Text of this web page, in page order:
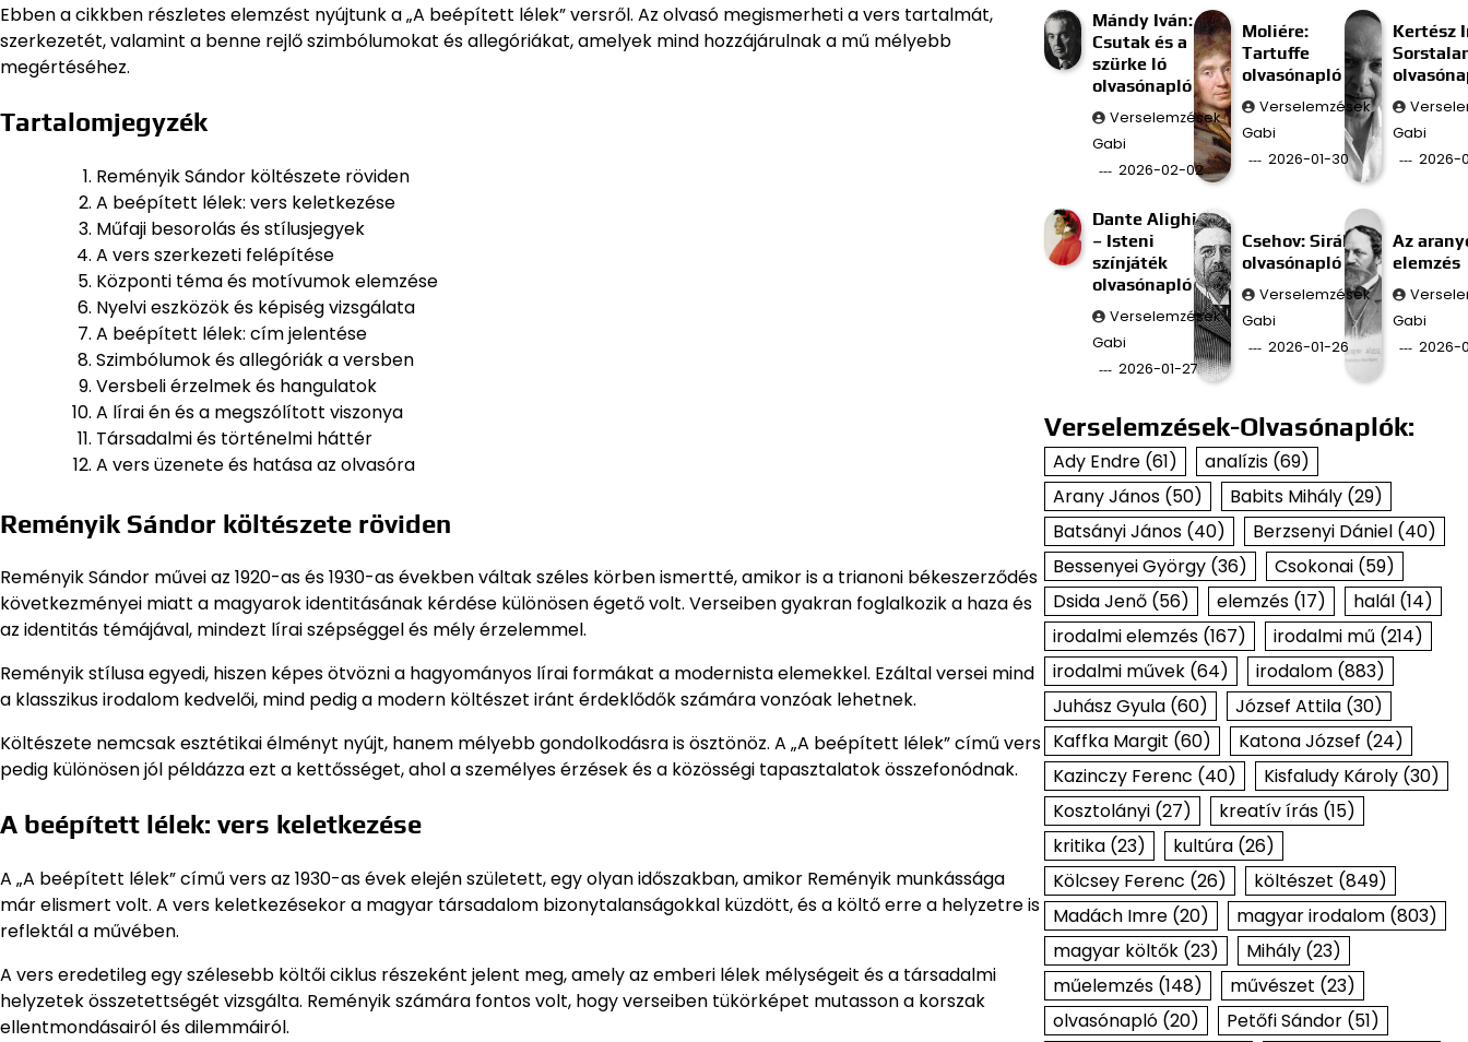
Ebben a cikkben részletes elemzést nyújtunk a „A beépített lélek” versről. Az olvasó megismerheti a vers tartalmát,
szerkezetét, valamint a benne rejlő szimbólumokat és allegóriákat, amelyek mind hozzájárulnak a mű mélyebb
megértéséhez.
Tartalomjegyzék
Reményik Sándor költészete röviden
A beépített lélek: vers keletkezése
Műfaji besorolás és stílusjegyek
A vers szerkezeti felépítése
Központi téma és motívumok elemzése
Nyelvi eszközök és képiség vizsgálata
A beépített lélek: cím jelentése
Szimbólumok és allegóriák a versben
Versbeli érzelmek és hangulatok
A lírai én és a megszólított viszonya
Társadalmi és történelmi háttér
A vers üzenete és hatása az olvasóra
Reményik Sándor költészete röviden
Reményik Sándor művei az 1920-as és 1930-as években váltak széles körben ismertté, amikor is a trianoni békeszerződés
következményei miatt a magyarok identitásának kérdése különösen égető volt. Verseiben gyakran foglalkozik a haza és
az identitás témájával, mindezt lírai szépséggel és mély érzelemmel.
Reményik stílusa egyedi, hiszen képes ötvözni a hagyományos lírai formákat a modernista elemekkel. Ezáltal versei mind
a klasszikus irodalom kedvelői, mind pedig a modern költészet iránt érdeklődők számára vonzóak lehetnek.
Költészete nemcsak esztétikai élményt nyújt, hanem mélyebb gondolkodásra is ösztönöz. A „A beépített lélek” című vers
pedig különösen jól példázza ezt a kettősséget, ahol a személyes érzések és a közösségi tapasztalatok összefonódnak.
A beépített lélek: vers keletkezése
A „A beépített lélek” című vers az 1930-as évek elején született, egy olyan időszakban, amikor Reményik munkássága
már elismert volt. A vers keletkezésekor a magyar társadalom bizonytalanságokkal küzdött, és a költő erre a helyzetre is
reflektál a művében.
A vers eredetileg egy szélesebb költői ciklus részeként jelent meg, amely az emberi lélek mélységeit és a társadalmi
helyzetek összetettségét vizsgálta. Reményik számára fontos volt, hogy verseiben tükörképet mutasson a korszak
ellentmondásairól és dilemmáiról.
Mándy Iván:
Csutak és a
szürke ló
olvasónapló
Verselemzések
Gabi
2026-02-02
Moliére:
Tartuffe
olvasónapló
Verselemzések
Gabi
2026-01-30
Kertész
Gabi
2026-
Dante Alighieri
– Isteni
színjáték
olvasónapló
Verselemzések
Gabi
2026-01-27
Csehov: Sirály
olvasónapló
Verselemzések
Gabi
2026-01-26
Az
elemzés
Gabi
2026-
Verselemzések-Olvasónaplók:
Ady Endre(61) analízis(69)
Arany János(50) Babits Mihály(29)
Batsányi János(40) Berzsenyi Dániel(40)
Bessenyei György(36) Csokonai(59)
Dsida Jenő(56) elemzés(17) halál(14)
irodalmi elemzés(167) irodalmi mű (214)
irodalmi művek(64) irodalom(883)
Juhász Gyula(60) József Attila(30)
Kaffka Margit (60) Katona József (24)
Kazinczy Ferenc (40) Kisfaludy Károly(30)
Kosztolányi(27) kreatív írás(15)
kritika(23) kultúra(26)
Kölcsey Ferenc (26) költészet (849)
Madách Imre(20) magyar irodalom(803)
magyar költők(23) Mihály(23)
műelemzés(148) művészet (23)
olvasónapló(20) Petőfi Sándor(51)